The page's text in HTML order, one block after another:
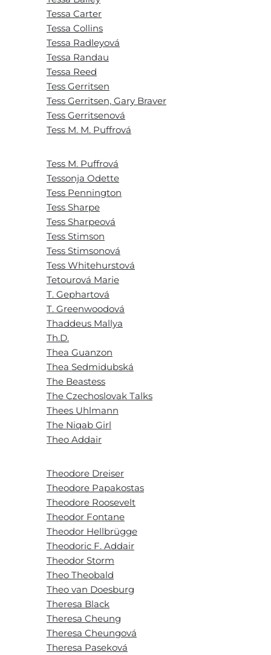
Tessa Carter
Tessa Collins
Tessa Radleyová
Tessa Randau
Tessa Reed
Tess Gerritsen
Tess Gerritsen, Gary Braver
Tess Gerritsenová
Tess M. M. Puffrová
Tess M. Puffrová
Tessonja Odette
Tess Pennington
Tess Sharpe
Tess Sharpeová
Tess Stimson
Tess Stimsonová
Tess Whitehurstová
Tetourová Marie
T. Gephartová
T. Greenwoodová
Thaddeus Mallya
Th.D.
Thea Guanzon
Thea Sedmidubská
The Beastess
The Czechoslovak Talks
Thees Uhlmann
The Niqab Girl
Theo Addair
Theodore Dreiser
Theodore Papakostas
Theodore Roosevelt
Theodor Fontane
Theodor Hellbrügge
Theodoric F. Addair
Theodor Storm
Theo Theobald
Theo van Doesburg
Theresa Black
Theresa Cheung
Theresa Cheungová
Theresa Paseková